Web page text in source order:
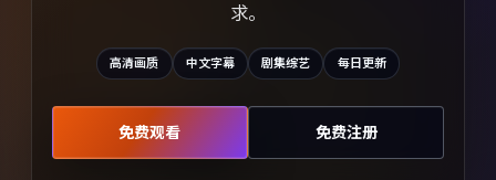
求。
高清画质 中文字幕 剧集综艺 每日更新
免费观看 免费注册